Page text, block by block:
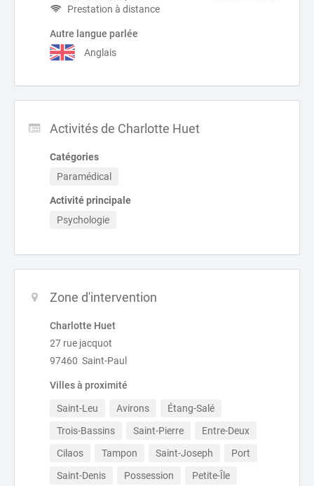
Prestation à distance
Autre langue parlée
Anglais
Activités de Charlotte Huet
Catégories
Paramédical
Activité principale
Psychologie
Zone d'intervention
Charlotte Huet
27 rue jacquot
97460 Saint-Paul
Villes à proximité
Saint-Leu Avirons
Étang-Salé
Trois-Bassins
Saint-Pierre
Entre-Deux
Cilaos
Tampon Saint-Joseph
Port
Saint-Denis
Possession
Petite-Île